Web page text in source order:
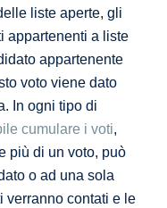
liste aperte, gli
appartenenti a liste
appartenente
voto viene dato
In ogni tipo di
cumulare i voti,
più di un voto, può
o ad una sola
verranno contati e le